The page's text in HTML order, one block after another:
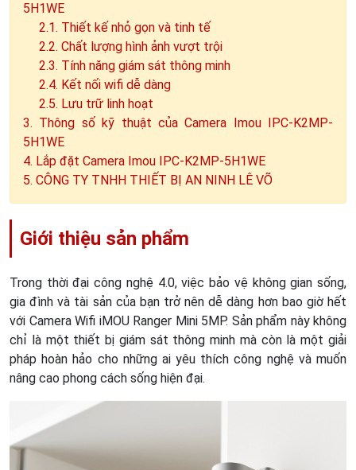
5H1WE
2.1. Thiết kế nhỏ gọn và tinh tế
2.2. Chất lượng hình ảnh vượt trội
2.3. Tính năng giám sát thông minh
2.4. Kết nối wifi dễ dàng
2.5. Lưu trữ linh hoạt
3. Thông số kỹ thuật của Camera Imou IPC-K2MP-
5H1WE
4. Lắp đặt Camera Imou IPC-K2MP-5H1WE
5. CÔNG TY TNHH THIẾT BỊ AN NINH LÊ VÕ
Giới thiệu sản phẩm
Trong thời đại công nghệ 4.0, việc bảo vệ không gian sống,
gia đình và tài sản của bạn trở nên dễ dàng hơn bao giờ hết
với Camera Wifi iMOU Ranger Mini 5MP. Sản phẩm này không
chỉ là một thiết bị giám sát thông minh mà còn là một giải
pháp hoàn hảo cho những ai yêu thích công nghệ và muốn
nâng cao phong cách sống hiện đại.